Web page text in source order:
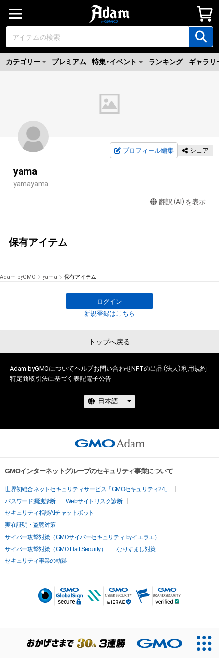
カテゴリー プレミアム 特集・イベント ランキング ギャラリ
プロフィール編集 シェア
yama
yamayama
翻訳（AI）を表示
保有アイテム
Adam byGMO yama 保有アイテム
ログイン
新規登録はこちら
トップへ戻る
Adam byGMOについてヘルプお問い合わせNFTの出品（法人）利用規約
特定商取引法に基づく表記電子公告
GMOインターネットグループのセキュリティ事業について
世界初総合ネットセキュリティサービス「GMOセキュリティ24」
パスワード漏洩診断
Webサイトリスク診断
セキュリティ相談AIチャットボット
実在証明・盗聴対策
サイバー攻撃対策（GMOサイバーセキュリティ byイエラエ）
サイバー攻撃対策（GMO Flatt Security）
なりすまし対策
セキュリティ事業の軌跡